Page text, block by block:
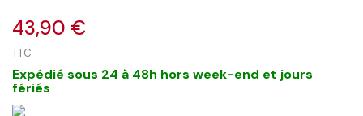
43,90 €
TTC
Expédié sous 24 à 48h hors week-end et jours
fériés